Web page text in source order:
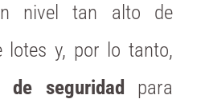
nivel tan alto de
lotes y, por lo tanto,
seguridad
para